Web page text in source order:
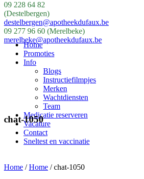
09 228 64 82
(Destelbergen)
destelbergen@apotheekdufaux.be
09 277 96 60 (Merelbeke)
merelbeke@apotheekdufaux.be
Home
Promoties
Info
Blogs
Instructiefilmpjes
Merken
Wachtdiensten
Team
Medicatie reserveren
Vacature
Contact
Sneltest en vaccinatie
chat-1050
Home /Home /chat-1050